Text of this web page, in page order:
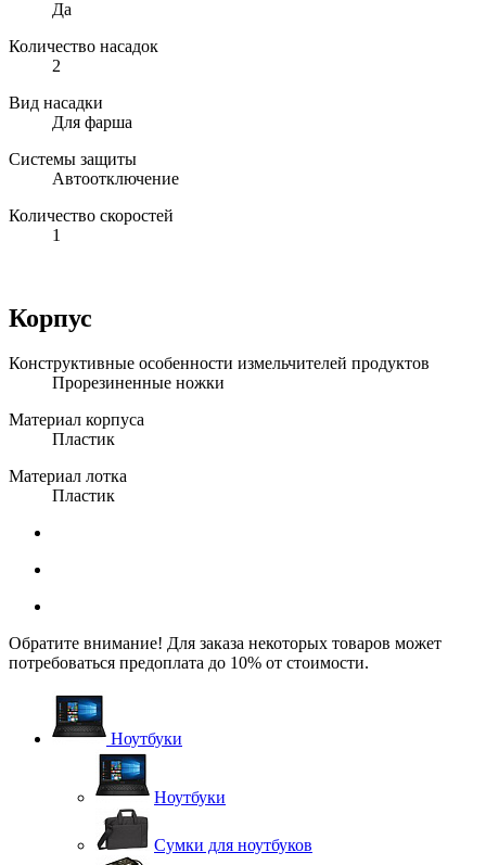
Да
Количество насадок
2
Вид насадки
Для фарша
Системы защиты
Автоотключение
Количество скоростей
1
Корпус
Конструктивные особенности измельчителей продуктов
Прорезиненные ножки
Материал корпуса
Пластик
Материал лотка
Пластик
Обратите внимание! Для заказа некоторых товаров может
потребоваться предоплата до 10% от стоимости.
Ноутбуки
Ноутбуки
Сумки для ноутбуков